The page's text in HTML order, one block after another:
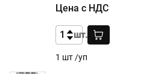
1 шт /уп
шт.